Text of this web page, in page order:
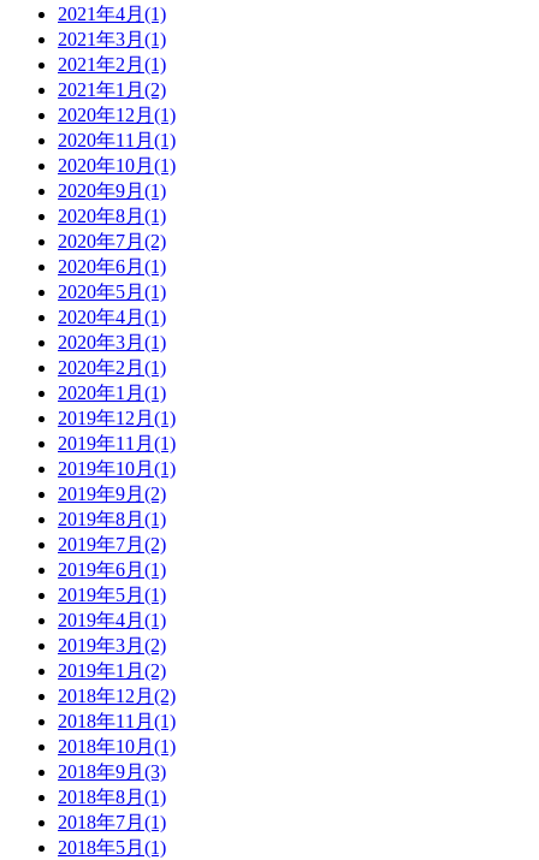
2021年4月(1)
2021年3月(1)
2021年2月(1)
2021年1月(2)
2020年12月(1)
2020年11月(1)
2020年10月(1)
2020年9月(1)
2020年8月(1)
2020年7月(2)
2020年6月(1)
2020年5月(1)
2020年4月(1)
2020年3月(1)
2020年2月(1)
2020年1月(1)
2019年12月(1)
2019年11月(1)
2019年10月(1)
2019年9月(2)
2019年8月(1)
2019年7月(2)
2019年6月(1)
2019年5月(1)
2019年4月(1)
2019年3月(2)
2019年1月(2)
2018年12月(2)
2018年11月(1)
2018年10月(1)
2018年9月(3)
2018年8月(1)
2018年7月(1)
2018年5月(1)